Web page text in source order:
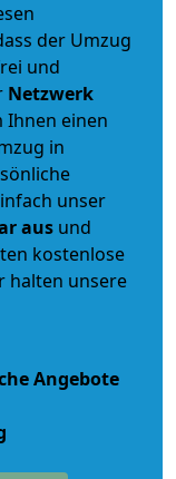
der Umzug
und
Netzwerk
Ihnen einen
in
unser
aus und
kostenlose
halten unsere
Angebote